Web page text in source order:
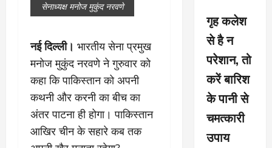
सेनाध्यक्ष मनोज मुकुंद नरवणे
नई दिल्ली। भारतीय सेना प्रमुख
मनोज मुकुंद नरवणे ने गुरुवार को
कहा कि पाकिस्तान को अपनी
कथनी और करनी का बीच का
अंतर पाटना ही होगा। पाकिस्तान
आखिर चीन के सहारे कब तक
गृह कलेश
से है न
परेशान, तो
करें बारिश
के पानी से
चमत्कारी
उपाय